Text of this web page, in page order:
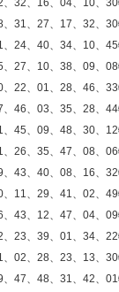
、32、16、04、10、
、31、27、17、32、
、24、40、34、10、
、27、10、38、09、
、22、01、28、46、
、46、03、35、28、
、45、09、48、30、
、26、35、47、08、
、43、40、08、16、
、11、29、41、02、
、43、12、47、04、
、23、39、01、34、
、02、28、23、13、
、47、48、31、42、